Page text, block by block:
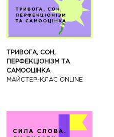
ТРИВОГА, СОН,
ПЕРФЕКЦІОНІЗМ ТА
САМООЦІНКА
МАЙСТЕР-КЛАС ONLINE